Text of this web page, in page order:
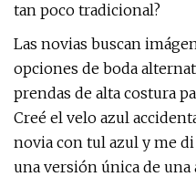
tan poco tradicional?
Las novias buscan
opciones de boda
prendas de alta costura
Creé el velo azul
novia con tul azul y me
una versión única de